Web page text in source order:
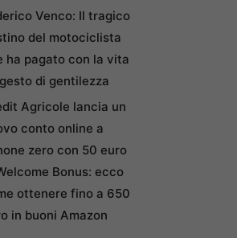
Venco: Il tragico
del motociclista
ha pagato con la vita
di gentilezza
Agricole lancia un
conto online a
zero con 50 euro
Bonus: ecco
ottenere fino a 650
in buoni Amazon